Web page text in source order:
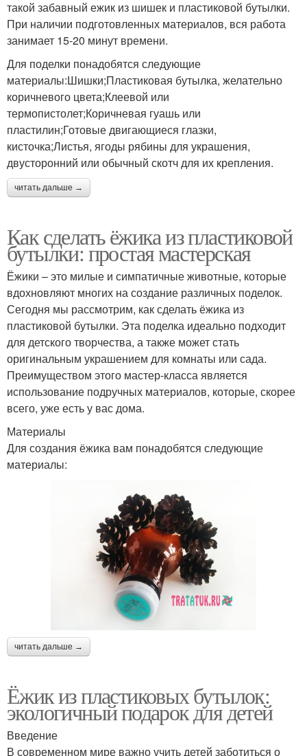
такой забавный ежик из шишек и пластиковой бутылки.
При наличии подготовленных материалов, вся работа
занимает 15-20 минут времени.
Для поделки понадобятся следующие
материалы:Шишки;Пластиковая бутылка, желательно
коричневого цвета;Клеевой или
термопистолет;Коричневая гуашь или
пластилин;Готовые двигающиеся глазки,
кисточка;Листья, ягоды рябины для украшения,
двусторонний или обычный скотч для их крепления.
читать дальше →
Как сделать ёжика из пластиковой
бутылки: простая мастерская
Ёжики – это милые и симпатичные животные, которые
вдохновляют многих на создание различных поделок.
Сегодня мы рассмотрим, как сделать ёжика из
пластиковой бутылки. Эта поделка идеально подходит
для детского творчества, а также может стать
оригинальным украшением для комнаты или сада.
Преимуществом этого мастер-класса является
использование подручных материалов, которые, скорее
всего, уже есть у вас дома.
Материалы
Для создания ёжика вам понадобятся следующие
материалы:
читать дальше →
Ёжик из пластиковых бутылок:
экологичный подарок для детей
Введение
В современном мире важно учить детей заботиться о